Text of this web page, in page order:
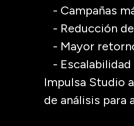
- Campañas
- Reducción
- Mayor
- Escalabilidad
Impulsa Studio
de análisis para